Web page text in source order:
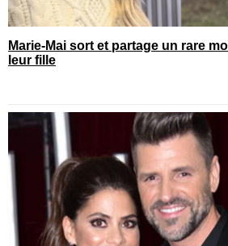
Marie-Mai sort et partage un rare
leur fille